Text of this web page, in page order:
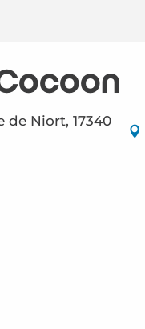
de Niort, 17340